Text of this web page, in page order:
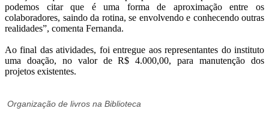
podemos citar que é uma forma de aproximação entre os
colaboradores, saindo da rotina, se envolvendo e conhecendo outras
realidades”, comenta Fernanda.
Ao final das atividades, foi entregue aos representantes do instituto
uma doação, no valor de R$ 4.000,00, para manutenção dos
projetos existentes.
Organização de livros na Biblioteca